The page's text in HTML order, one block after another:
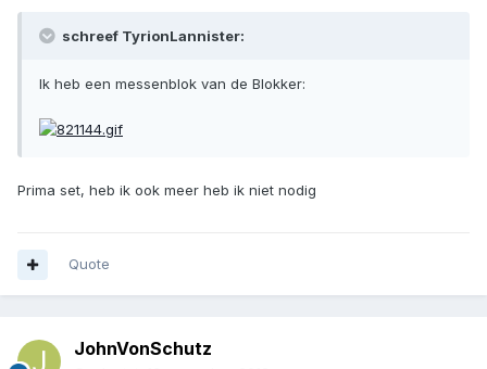
schreef TyrionLannister:
Ik heb een messenblok van de Blokker:
Prima set, heb ik ook meer heb ik niet nodig
Quote
JohnVonSchutz